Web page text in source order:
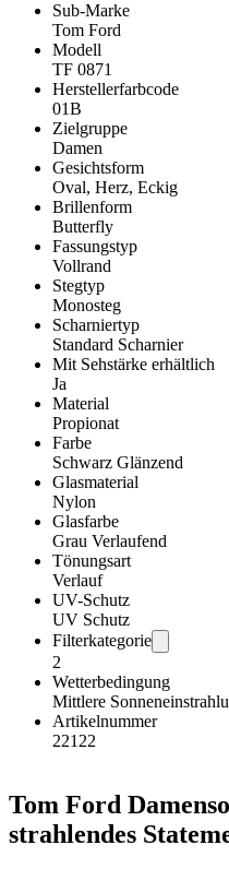
Sub-Marke
Tom Ford
Modell
TF 0871
Herstellerfarbcode
01B
Zielgruppe
Damen
Gesichtsform
Oval, Herz, Eckig
Brillenform
Butterfly
Fassungstyp
Vollrand
Stegtyp
Monosteg
Scharniertyp
Standard Scharnier
Mit Sehstärke erhältlich
Ja
Material
Propionat
Farbe
Schwarz Glänzend
Glasmaterial
Nylon
Glasfarbe
Grau Verlaufend
Tönungsart
Verlauf
UV-Schutz
UV Schutz
Filterkategorie
2
Wetterbedingung
Mittlere
Artikelnummer
22122
Tom Ford
strahlendes